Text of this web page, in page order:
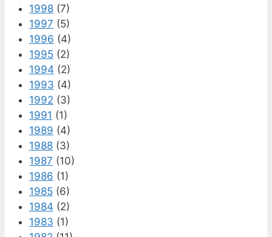
1998 (7)
1997 (5)
1996 (4)
1995 (2)
1994 (2)
1993 (4)
1992 (3)
1991 (1)
1989 (4)
1988 (3)
1987 (10)
1986 (1)
1985 (6)
1984 (2)
1983 (1)